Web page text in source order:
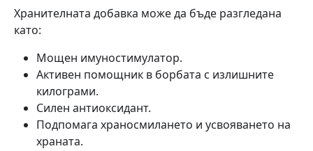
Хранителната добавка може да бъде разгледана
като:
Мощен имуностимулатор.
Активен помощник в борбата с излишните
килограми.
Силен антиоксидант.
Подпомага храносмилането и усвояването на
храната.